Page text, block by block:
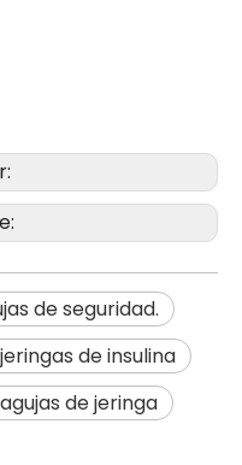
de seguridad.
de insulina
de jeringa